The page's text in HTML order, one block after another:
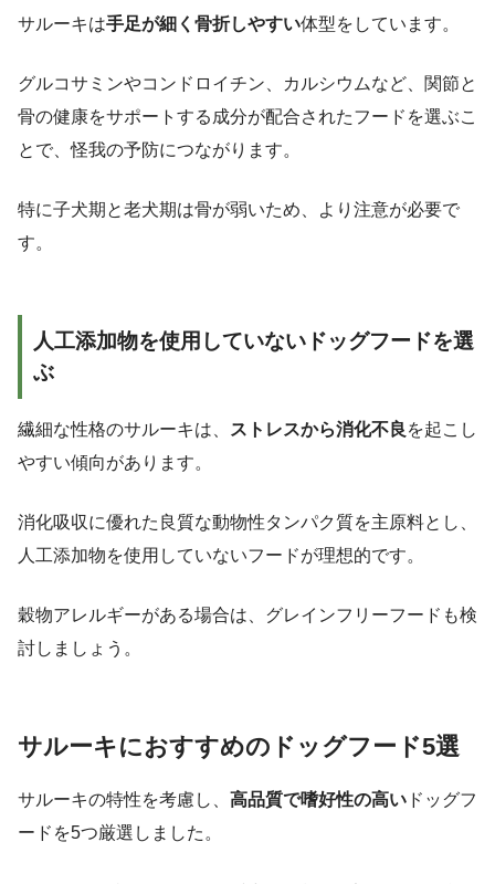
サルーキは手足が細く骨折しやすい体型をしています。
グルコサミンやコンドロイチン、カルシウムなど、関節と
骨の健康をサポートする成分が配合されたフードを選ぶこ
とで、怪我の予防につながります。
特に子犬期と老犬期は骨が弱いため、より注意が必要で
す。
人工添加物を使用していないドッグフードを選
ぶ
繊細な性格のサルーキは、 ストレスから消化不良 を起こし
やすい傾向があります。
消化吸収に優れた良質な動物性タンパク質を主原料とし、
人工添加物を使用していないフードが理想的です。
穀物アレルギーがある場合は、グレインフリーフードも検
討しましょう。
サルーキにおすすめのドッグフード5選
サルーキの特性を考慮し、 高品質で嗜好性の高い ドッグフ
ードを5つ厳選しました。